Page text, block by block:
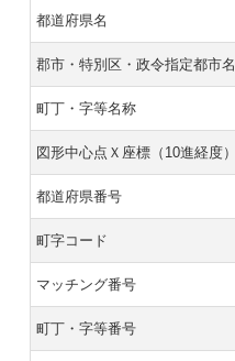
都道府県名
郡市・特別区・政令指定都市名
町丁・字等名称
図形中心点Ｘ座標（10進経度）
都道府県番号
町字コード
マッチング番号
町丁・字等番号